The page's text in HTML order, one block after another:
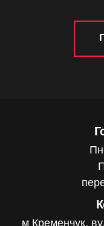
м.Кременчук,